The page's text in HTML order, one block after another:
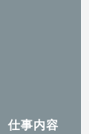
仕事内容